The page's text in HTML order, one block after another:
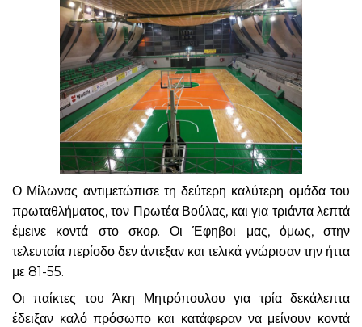
Ο Μίλωνας αντιμετώπισε τη δεύτερη καλύτερη ομάδα του
πρωταθλήματος, τον Πρωτέα Βούλας, και για τριάντα λεπτά
έμεινε κοντά στο σκορ. Οι Έφηβοι μας, όμως, στην
τελευταία περίοδο δεν άντεξαν και τελικά γνώρισαν την ήττα
με 81-55.
Οι παίκτες του Άκη Μητρόπουλου για τρία δεκάλεπτα
έδειξαν καλό πρόσωπο και κατάφεραν να μείνουν κοντά